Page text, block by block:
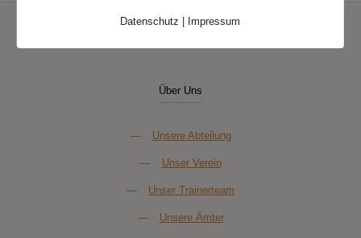
und
Über Uns
— Unsere Abteilung
— Unser Verein
— Unser Trainerteam
— Unsere Ämter
Datenschutz Impressum